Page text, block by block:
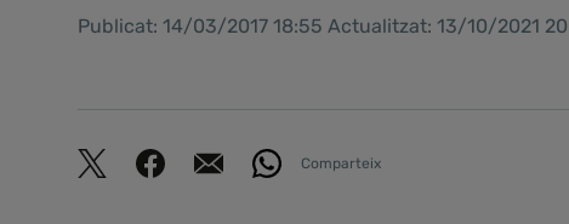
Publicat: 14/03/2017 18:55 Actualitzat: 13/10/2021
Comparteix